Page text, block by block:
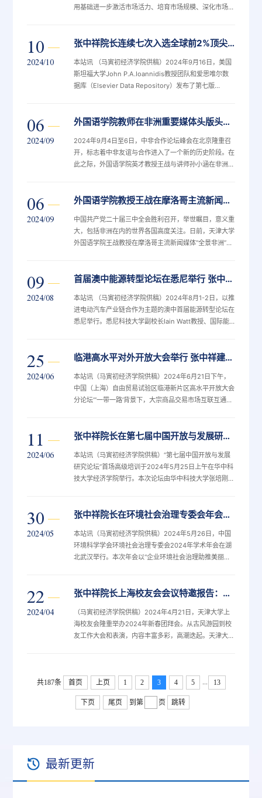
用基础进一步激活市场活力、培育市场规模、深化市场分
营造诚信文化，使创新主体间形成良好的信任基础与合作
好地发挥作用。 响应市场新需
10
2024/10
张中祥院长连续七次入选全球前2%顶尖科学家榜单 在经济学和能源两个领域位居“终身影响力”全球榜单前1000位
本站讯 （马寅初经济学院供稿）2024年9月16日，美国
斯坦福大学John P.A.Ioannidis教授团队和爱思唯尔数
据库（Elsevier Data Repository）发布了第七版
引用次数、H因子、HM因子等6种指标，根据其“终身影
06
2024/09
外国语学院教师在非洲重要媒体头版头条就中非合作论坛峰会及深化中非友谊发表评论文章
2024年9月4日至6日，中非合作论坛峰会在北京隆重召
开，标志着中非友谊与合作进入了一个新的历史阶段。在
此之际，外国语学院英才教授王战与讲师孙小涵在非洲重
章，就中非合作论坛峰会以及深化中非友谊发表评论。文
系，已成为中非合作的重要平台，受
06
2024/09
外国语学院教授王战在摩洛哥主流新闻媒体发表评论文章
中国共产党二十届三中全会胜利召开，举世瞩目，意义重
大，包括非洲在内的世界各国高度关注。日前，天津大学
外国语学院王战教授在摩洛哥主流新闻媒体“全景非洲”
的国际交流体系，王战教授认为这种立场使得中非人文交
强中非主流媒体交流，双方应加强交流、增
09
2024/08
首届澳中能源转型论坛在悉尼举行 张中祥院长纵论中国电动汽车产能过剩之争
本站讯 （马寅初经济学院供稿）2024年8月1-2日，以推
进电动汽车产业链合作为主题的澳中首届能源转型论坛在
悉尼举行。悉尼科技大学副校长Iain Watt教授、国际能
投资局，澳大利亚新南威尔士州气候变化、能源、环境与
技大学，澳大利亚国立大学，墨尔本皇
25
2024/06
临港高水平对外开放大会举行 张中祥建议在上海建东亚天然气交易中心
本站讯（马寅初经济学院供稿）2024年6月21日下午，
中国（上海）自由贸易试验区临港新片区高水平开放大会
分论坛“‘一带一路’背景下，大宗商品交易市场互联互通与
任赵义怀和上海石油天然气交易中心董事长郭旭作开幕致
货交易所、上海期货交易所、上海清算所、上海
11
2024/06
张中祥院长在第七届中国开放与发展研究论坛主旨演讲，纵论国际贸易与气候变化
本站讯（马寅初经济学院供稿）“第七届中国开放与发展
研究论坛”首场高级培训于2024年5月25日上午在华中科
技大学经济学院举行。本次论坛由华中科技大学张培刚发
长、国家能源、环境和产业经济研究院院长张中祥应邀以
中科技大学经济学院院长张建华教授作开幕致辞，陈
30
2024/05
张中祥院长在环境社会治理专委会年会主旨发言，建议全国碳市场包含3-4个行业后引入机构和个人投资者
本站讯（马寅初经济学院供稿）2024年5月26日，中国
环境科学学会环境社会治理专委会2024年学术年会在湖
北武汉举行。本次年会以“企业环境社会治理助推美丽中
毕马威、睿格钛氪、现代牧业等相关机构和企业的9位特
代表等100余人参加了会议。专委会主任委员、
22
2024/04
张中祥院长上海校友会会议特邀报告：与资源类企业出海不同，中国车企要理性选择出海模式
（马寅初经济学院供稿）2024年4月21日，天津大学上
海校友会隆重举办2024年新春团拜会。从古风游园到校
友工作大会和表演，内容丰富多彩，高潮迭起。天津大学
展的工作，清华大学等兄弟院校校友会到会祝贺。在沪
300多位北洋大学-天津大学校友参加了庆祝活动
共187条 首页 上页 1 2 3 4 5 13
下页 尾页 到第 页 跳转
最新更新